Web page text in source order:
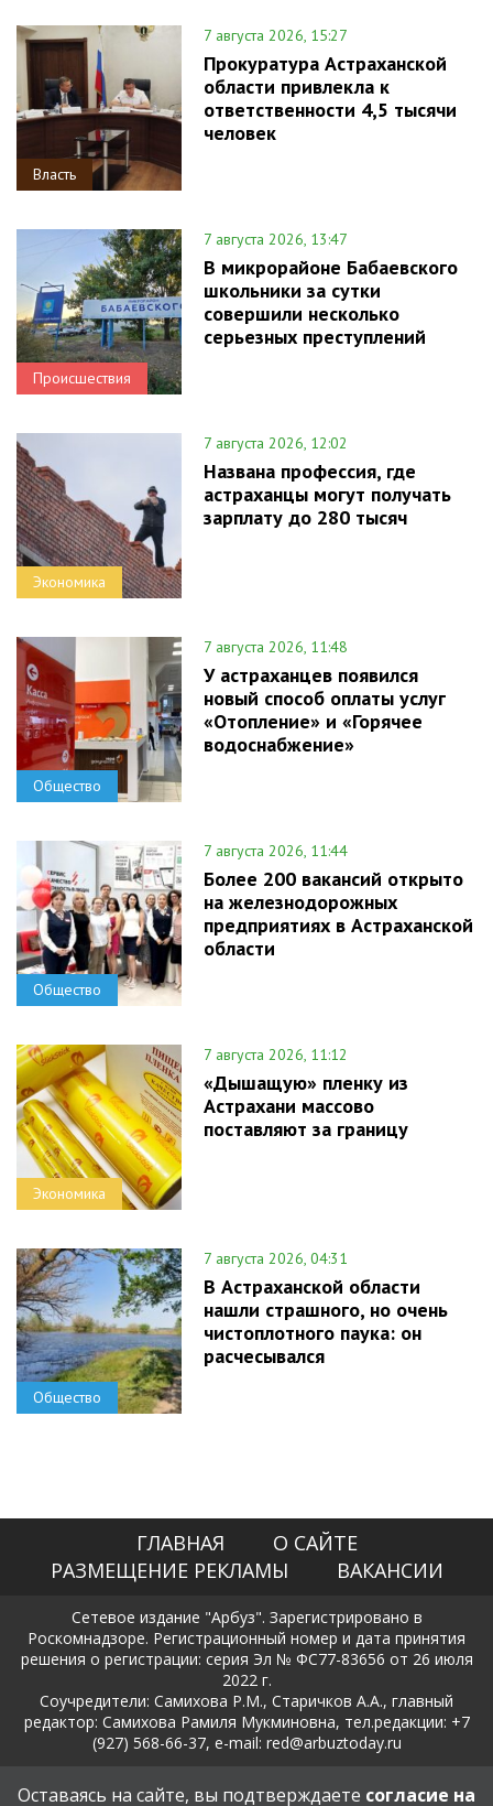
Власть
7 августа 2026, 15:27
Прокуратура Астраханской
области привлекла к
ответственности 4,5 тысячи
человек
Происшествия
7 августа 2026, 13:47
В микрорайоне Бабаевского
школьники за сутки
совершили несколько
серьезных преступлений
Экономика
7 августа 2026, 12:02
Названа профессия, где
астраханцы могут получать
зарплату до 280 тысяч
Общество
7 августа 2026, 11:48
У астраханцев появился
новый способ оплаты услуг
«Отопление» и «Горячее
водоснабжение»
Общество
7 августа 2026, 11:44
Более 200 вакансий открыто
на железнодорожных
предприятиях в Астраханской
области
Экономика
7 августа 2026, 11:12
«Дышащую» пленку из
Астрахани массово
поставляют за границу
Общество
7 августа 2026, 04:31
В Астраханской области
нашли страшного, но очень
чистоплотного паука: он
расчесывался
ГЛАВНАЯ
О САЙТЕ
РАЗМЕЩЕНИЕ РЕКЛАМЫ
ВАКАНСИИ
Сетевое издание "Арбуз". Зарегистрировано в
Роскомнадзоре. Регистрационный номер и дата принятия
решения о регистрации: серия Эл № ФС77-83656 от 26 июля
2022 г.
Соучредители: Самихова Р.М., Старичков А.А., главный
редактор: Самихова Рамиля Мукминовна, тел.редакции: +7
(927) 568-66-37, e-mail: red@arbuztoday.ru
Политика в отношении обработки и защиты персональных
Оставаясь на сайте, вы подтверждаете согласие на